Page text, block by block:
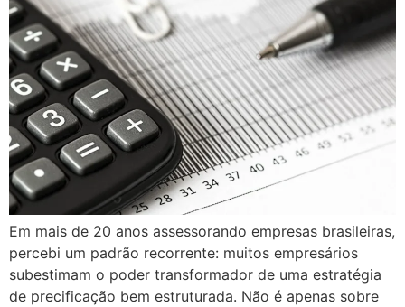
Em mais de 20 anos assessorando empresas brasileiras,
percebi um padrão recorrente: muitos empresários
subestimam o poder transformador de uma estratégia
de precificação bem estruturada. Não é apenas sobre